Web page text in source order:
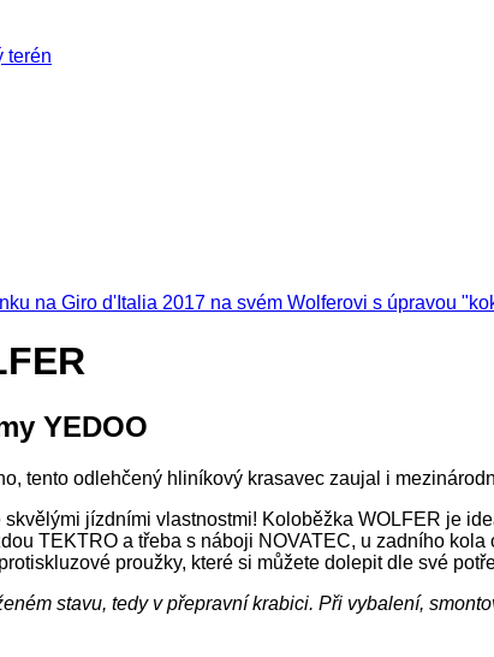
terén
YEDOO
tento odlehčený hliníkový krasavec zaujal i
jízdními vlastnostmi! Koloběžka WOLFER je
TEKTRO a třeba s náboji NOVATEC, u zadního
proužky, které si můžete dolepit dle své
stavu, tedy v přepravní krabici. Při vybalení,